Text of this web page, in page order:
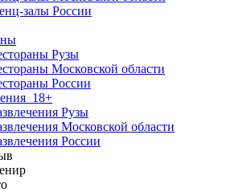
залы России
Рузы
Московской области
России
18+
Рузы
Московской области
России